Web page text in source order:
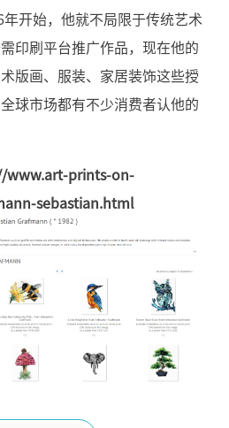
年开始，他就不局限于传统艺术
印刷平台推广作品，现在他的
版画、服装、家居装饰这些授
球市场都有不少消费者认他的
www.art-prints-on-
sebastian.html